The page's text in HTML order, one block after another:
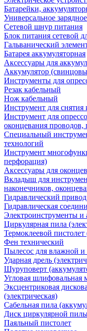
Батарейки,
Универсальное
Сетевой шнур питания
Блок питания сетевой
Гальванический
Батарея аккумуляторная
Аксессуары для
Аккумулятор
Инструменты для
Резак кабельный
Нож кабельный
Инструмент для снятия
Инструмент для
оконцевания проводов,
Специальный
технологий
Инструмент
перфорация)
Аксессуары для
Вкладыш для
наконечников,
Гидравлический привод
Гидравлическая
Электроинструменты и
Циркулярная пила
Термоклеевой пистолет
Фен технический
Пылесос для влажной и
Ударная дрель
Шуруповерт
Угловая шлифовальная
Эксцентриковая
(электрическая)
Сабельная пила
Диск циркулярной
Паяльный пистолет